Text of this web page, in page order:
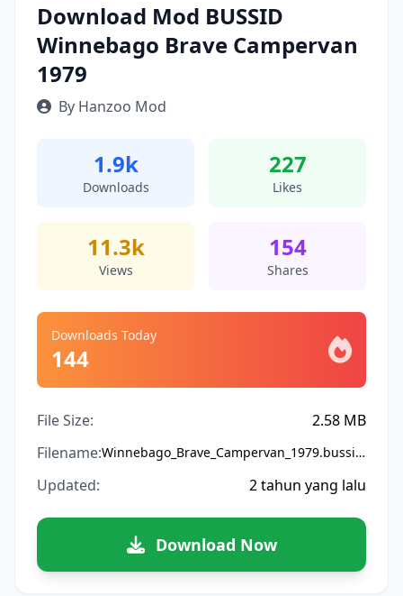
Download Mod BUSSID
Winnebago Brave Campervan
1979
By Hanzoo Mod
1.9k
Downloads
227
Likes
11.3k
Views
154
Shares
Downloads Today
144
File Size:
2.58 MB
Filename:
Winnebago_Brave_Campervan_1979.bussidmod
Updated: 2 tahun yang lalu
Download Now